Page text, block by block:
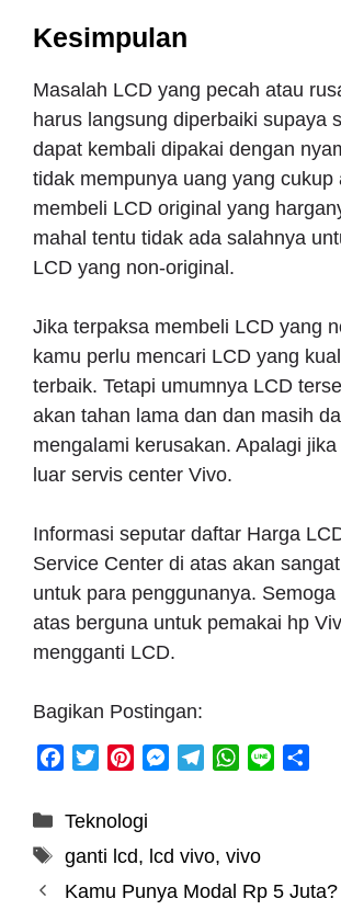
Kesimpulan
Masalah LCD yang pecah atau
harus langsung diperbaiki supaya
dapat kembali dipakai dengan
tidak mempunya uang yang cukup
membeli LCD original yang
mahal tentu tidak ada salahnya
LCD yang non-original.
Jika terpaksa membeli LCD yang
kamu perlu mencari LCD yang
terbaik. Tetapi umumnya LCD
akan tahan lama dan dan masih
mengalami kerusakan. Apalagi
luar servis center Vivo.
Informasi seputar daftar Harga
Service Center di atas akan
untuk para penggunanya. Semoga
atas berguna untuk pemakai hp
mengganti LCD.
Bagikan Postingan:
b
o
t
e
t
e
r
M
e
n
g
r
W
s
A
Categories
Teknologi
Tags
ganti lcd, lcd vivo, vivo
Kamu Punya Modal Rp 5